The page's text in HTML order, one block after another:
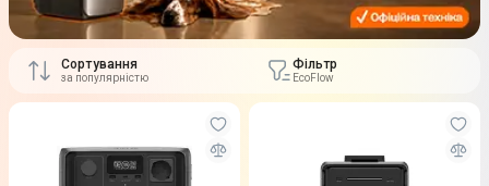
Сортування
за популярністю
Фільтр
EcoFlow